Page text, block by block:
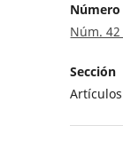
Número
Núm. 42
Sección
Artículos